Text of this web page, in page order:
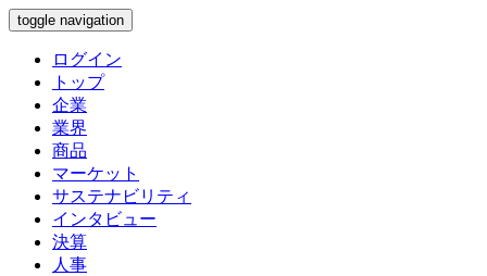
toggle navigation
ログイン
トップ
企業
業界
商品
マーケット
サステナビリティ
インタビュー
決算
人事